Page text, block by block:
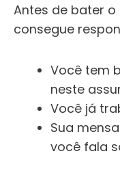
Antes de bater
consegue
Você tem
neste
Você já
Sua
você fala